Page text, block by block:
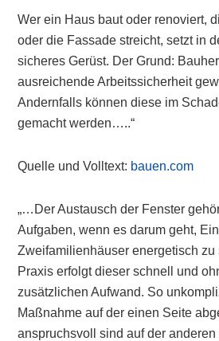
Wer ein Haus baut oder renoviert,
oder die Fassade streicht, setzt in
sicheres Gerüst. Der Grund:
ausreichende Arbeitssicherheit
Andernfalls können diese im
gemacht werden…..“
Quelle und Volltext: bauen.com
„…Der Austausch der Fenster
Aufgaben, wenn es darum geht,
Zweifamilienhäuser energetisch zu
Praxis erfolgt dieser schnell und
zusätzlichen Aufwand. So
Maßnahme auf der einen Seite
anspruchsvoll sind auf der